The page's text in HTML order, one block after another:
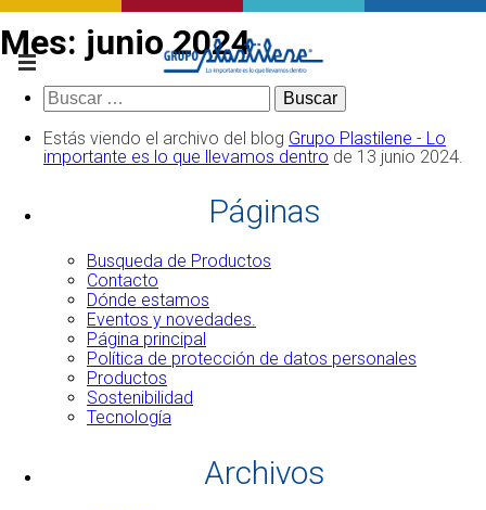
Mes: junio 2024
Buscar:
Estás viendo el archivo del blog Grupo Plastilene - Lo
importante es lo que llevamos dentro de 13 junio 2024.
Páginas
Busqueda de Productos
Contacto
Dónde estamos
Eventos y novedades.
Página principal
Política de protección de datos personales
Productos
Sostenibilidad
Tecnología
Archivos